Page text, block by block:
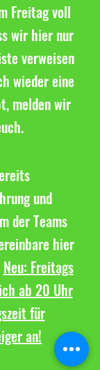
Freitag voll
wir hier nur
verweisen
wieder eine
melden wir
und
der Teams
hier
Neu: Freitags
ab 20 Uhr
für
an!